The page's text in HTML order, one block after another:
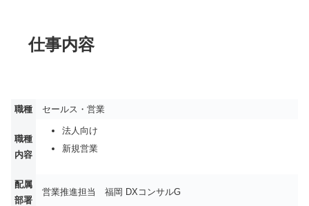
仕事内容
職種 セールス・営業
職種
内容
法人向け
新規営業
配属
部署
営業推進担当 福岡 DXコンサルG